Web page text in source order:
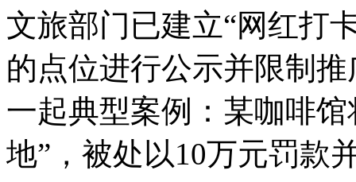
文旅部门已建立“网红打
的点位进行公示并限制
一起典型案例：某咖啡
地”，被处以10万元罚款